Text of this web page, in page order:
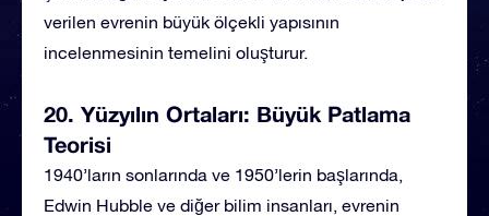
verilen evrenin büyük ölçekli yapısının
incelenmesinin temelini oluşturur.
20. Yüzyılın Ortaları: Büyük Patlama
Teorisi
1940’ların sonlarında ve 1950’lerin başlarında,
Edwin Hubble ve diğer bilim insanları, evrenin